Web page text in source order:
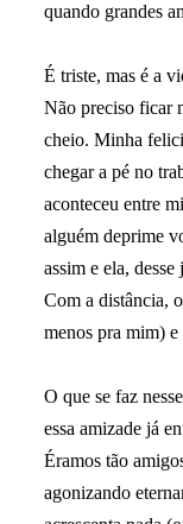
quando grandes
É triste, mas é a
Não preciso ficar
cheio. Minha
chegar a pé no
aconteceu entre
alguém deprime
assim e ela,
Com a distância,
menos pra mim)
O que se faz
essa amizade já
Éramos tão
agonizando